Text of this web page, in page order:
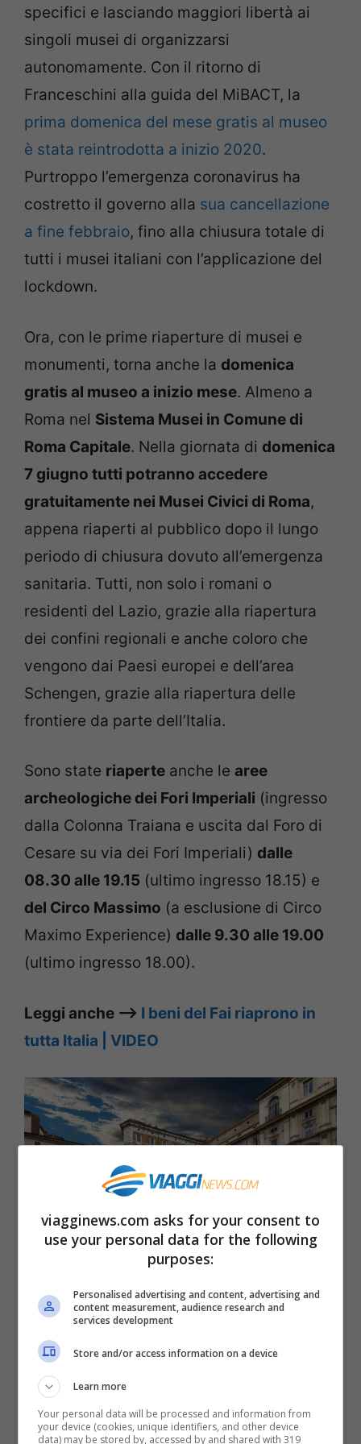
specifici e lasciando maggiori libertà ai
singoli musei di organizzarsi
autonomamente. Con il ritorno di
Franceschini alla guida del MiBACT, la
prima domenica del mese gratis al museo
è stata reintrodotta a inizio 2020.
Purtroppo l’emergenza coronavirus ha
costretto il governo alla sua cancellazione
a fine febbraio, fino alla chiusura totale di
tutti i musei italiani con l’applicazione del
lockdown.
Ora, con le prime riaperture di musei e
monumenti, torna anche la domenica
gratis al museo a inizio mese. Almeno a
Roma nel Sistema Musei in Comune di
Roma Capitale. Nella giornata di domenica
7 giugno tutti potranno accedere
gratuitamente nei Musei Civici di Roma,
appena riaperti al pubblico dopo il lungo
periodo di chiusura dovuto all’emergenza
sanitaria. Tutti, non solo i romani o
residenti del Lazio, grazie alla riapertura
dei confini regionali e anche coloro che
vengono dai Paesi europei e dell’area
Schengen, grazie alla riapertura delle
frontiere da parte dell’Italia.
Sono state riaperte anche le aree
archeologiche dei Fori Imperiali (ingresso
dalla Colonna Traiana e uscita dal Foro di
Cesare su via dei Fori Imperiali) dalle
08.30 alle 19.15 (ultimo ingresso 18.15) e
del Circo Massimo (a esclusione di Circo
Maximo Experience) dalle 9.30 alle 19.00
(ultimo ingresso 18.00).
Leggi anche –> I beni del Fai riaprono in
tutta Italia | VIDEO
Braschi sede del Museo di Roma (iStock)
La visita
La prima domenica del mese gratis ai
Musei Civici è promossa da Roma
viagginews.com asks for your consent to
use your personal data for the following
purposes:
Personalised advertising and content, advertising and
content measurement, audience research and
services development
Store and/or access information on a device
Learn more
Your personal data will be processed and information from
your device (cookies, unique identifiers, and other device
data) may be stored by, accessed by and shared with 319